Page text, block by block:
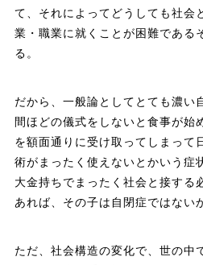
て、それによってどうしても社会
業・職業に就くことが困難である
る。
だから、一般論としてとても濃い
間ほどの儀式をしないと食事が始
を額面通りに受け取ってしまって
術がまったく使えないとかいう症
大金持ちでまったく社会と接する
あれば、その子は自閉症ではない
ただ、社会構造の変化で、世の中